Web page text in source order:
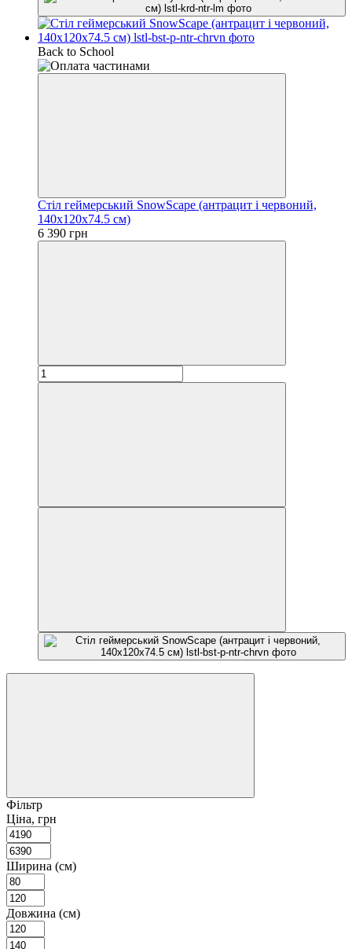
Back to School
Стіл геймерський SnowScape (антрацит і червоний,
140х120х74.5 см)
6 390 грн
Фільтр
Ціна, грн
Ширина (см)
Довжина (см)